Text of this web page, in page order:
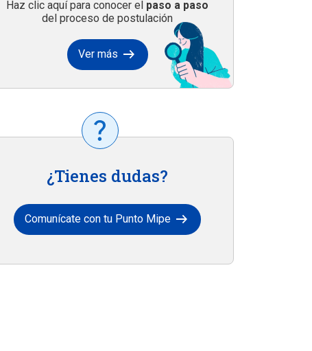
Haz clic aquí para conocer el paso a paso
del proceso de postulación
Ver más arrow_right_alt
¿Tienes dudas?
Comunícate con tu Punto Mipe arrow_right_alt